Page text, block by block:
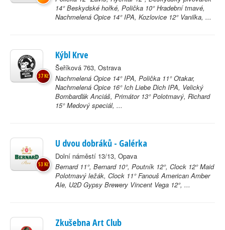
14° Beskydské hořké, Polička 10° Hradební tmavé,
Nachmelená Opice 14° IPA, Kozlovice 12° Vanilka, ...
Kýbl Krve
Šeříková 763, Ostrava
Nachmelená Opice 14° IPA, Polička 11° Otakar,
Nachmelená Opice 16° Ich Liebe Dich IPA, Velický
Bombarďák Anciáš, Primátor 13° Polotmavý, Richard
15° Medový speciál, ...
37 Kč
U dvou dobráků - Galérka
Dolní náměstí 13/13, Opava
Bernard 11°, Bernard 10°, Poutník 12°, Clock 12° Maid
Polotmavý ležák, Clock 11° Fanouš American Amber
Ale, U2D Gypsy Brewery Vincent Vega 12°, ...
53 Kč
Zkušebna Art Club